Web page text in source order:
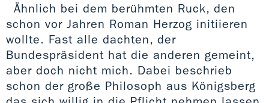
Ähnlich bei dem berühmten Ruck, den
schon vor Jahren Roman Herzog initiieren
wollte. Fast alle dachten, der
Bundespräsident hat die anderen gemeint,
aber doch nicht mich. Dabei beschrieb
schon der große Philosoph aus Königsberg